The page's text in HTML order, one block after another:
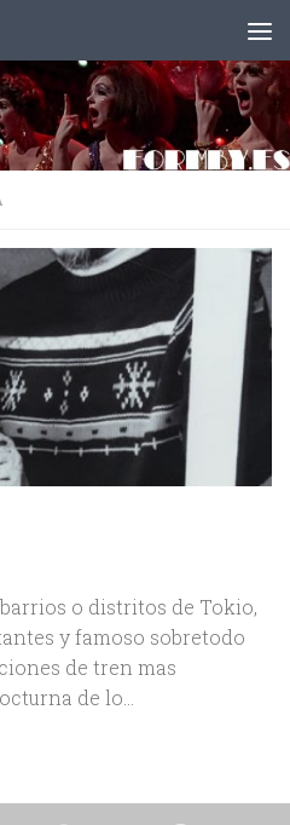
o distritos de Tokio,
y famoso sobretodo
de tren mas
de lo...